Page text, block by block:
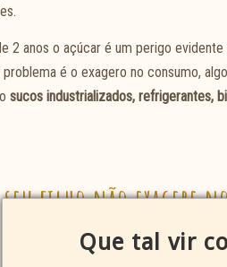
Que tal vir
2 anos o açúcar é um perigo
é o exagero no consumo,
sucos industrializados, refrigerantes,
filho não exagere